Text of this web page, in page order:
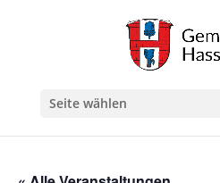
Seite wählen